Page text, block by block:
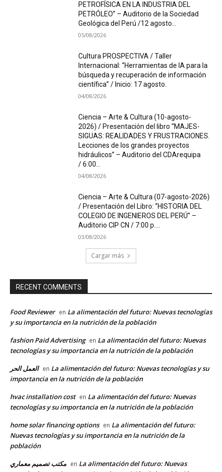
PETROFÍSICA EN LA INDUSTRIA DEL
PETRÓLEO” – Auditorio de la Sociedad
Geológica del Perú /12 agosto...
05/08/2026
Cultura PROSPECTIVA / Taller
Internacional: “Herramientas de IA para la
búsqueda y recuperación de información
científica” / Inicio: 17 agosto.
04/08/2026
Ciencia – Arte & Cultura (10-agosto-
2026) / Presentación del libro “MAJES-
SIGUAS: REALIDADES Y FRUSTRACIONES.
Lecciones de los grandes proyectos
hidráulicos” – Auditorio del CDArequipa
/ 6:00...
04/08/2026
Ciencia – Arte & Cultura (07-agosto-2026)
/ Presentación del Libro: “HISTORIA DEL
COLEGIO DE INGENIEROS DEL PERÚ” –
Auditorio CIP CN / 7:00 p....
03/08/2026
Cargar más
RECENT COMMENTS
Food Reviewer en La alimentación del futuro: Nuevas tecnologías
y su importancia en la nutrición de la población
fashion Paid Advertising en La alimentación del futuro: Nuevas
tecnologías y su importancia en la nutrición de la población
العمل الحر en La alimentación del futuro: Nuevas tecnologías y su
importancia en la nutrición de la población
hvac installation cost en La alimentación del futuro: Nuevas
tecnologías y su importancia en la nutrición de la población
home solar financing options en La alimentación del futuro:
Nuevas tecnologías y su importancia en la nutrición de la
población
مكتب تصميم معماري en La alimentación del futuro: Nuevas